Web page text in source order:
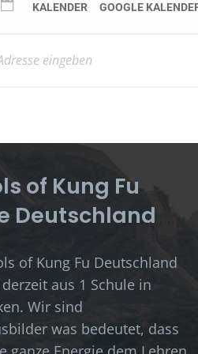
KALENDER GOOGLE
of Kung Fu
Deutschland
of Kung Fu Deutschland
aus 1 Schule in
Wir sind
was bedeutet, dass